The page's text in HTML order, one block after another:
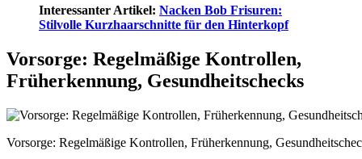
Interessanter Artikel: Nacken Bob Frisuren:
Stilvolle Kurzhaarschnitte für den Hinterkopf
Vorsorge: Regelmäßige Kontrollen,
Früherkennung, Gesundheitschecks
Vorsorge: Regelmäßige Kontrollen, Früherkennung,